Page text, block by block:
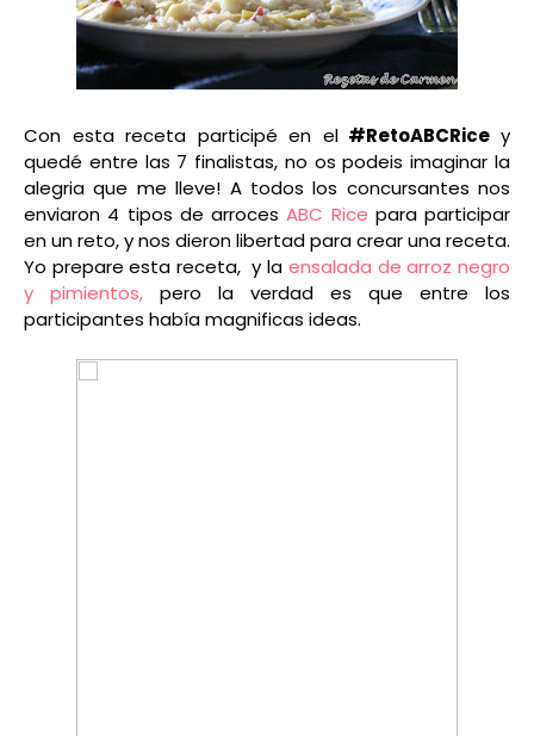
Con esta receta participé en el#RetoABCRicey
quedé entre las 7 finalistas, no os podeis imaginar la
alegria que me lleve! A todos los concursantes nos
enviaron 4 tipos de arrocesABC Rice para participar
en un reto, y nos dieron libertad para crear una receta.
Yo prepare esta receta, y la ensalada de arroz negro
y pimientos, pero la verdad es que entre los
participantes había magnificas ideas.